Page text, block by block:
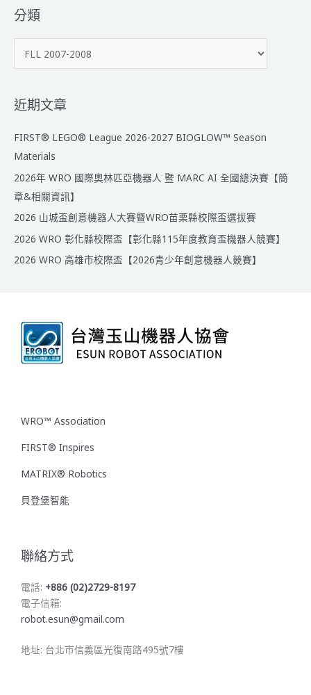
鍵
分類
類
近期文章
FIRST® LEGO® League 2026-2027 BIOGLOW™ Season
Materials
2026年 WRO 國際奧林匹亞機器人 暨 MARC AI 全國總決賽【簡
章&相關資訊】
2026 山城盃創意機器人大賽暨WRO苗栗縣校際盃選拔賽
2026 WRO 彰化縣校際盃【彰化縣115年度教育盃機器人競賽】
2026 WRO 高雄市校際盃【2026青少年創意機器人競賽】
WRO™ Association
FIRST® Inspires
MATRIX® Robotics
貝登堡智能
聯絡方式
電話: +886 (02)2729-8197
電子信箱:
robot.esun@gmail.com
地址: 台北市信義區光復南路495號7樓